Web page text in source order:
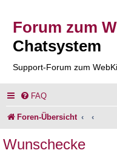
Forum zum
Chatsystem
Support-Forum zum
FAQ
Foren-Übersicht
Wunschecke